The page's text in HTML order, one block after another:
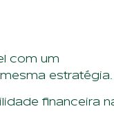
com um
estratégia.
financeira